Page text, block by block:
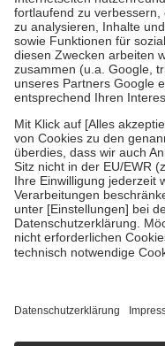
Prozent des
höchstens zehn Euro.Es
Kosten der Leistung zu
Diese Regeln gelten
Bei Heilmitteln und
Zuzahlung zehn Prozent
Verordnung.
Um das Engagement der
stärken und die besondere
fallenkeine Zuzahlungen
• Kindern und
mit Ausnahme der
• Untersuchungen zur
GKV getragen werden
Einholung von